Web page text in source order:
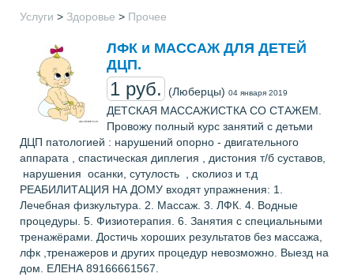
Услуги > Здоровье > Прочее
ЛФК и МАССАЖ ДЛЯ ДЕТЕЙ
ДЦП.
1 руб. (Люберцы) 04 января 2019
ДЕТСКАЯ МАССАЖИСТКА СО СТАЖЕМ.
Провожу полный курс занятий с детьми
ДЦП патологией : нарушений опорно - двигательного
аппарата , спастическая диплегия , дистония т/б суставов,
нарушения осанки, сутулоcть , сколиоз и т.д
РЕАБИЛИТАЦИЯ НА ДОМУ входят упражнения: 1.
Лечебная физкультура. 2. Массаж. 3. ЛФК. 4. Водные
процедуры. 5. Физиотерапия. 6. Занятия с специальными
тренажёрами. Достичь хороших результатов без массажа,
лфк ,тренажеров и других процедур невозможно. Выезд на
дом. ЕЛЕНА 89166661567.